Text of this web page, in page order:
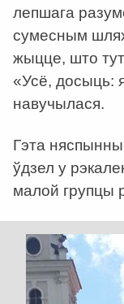
лепшага
сумесным
жыцце, што тут
«Усё, досыць:
навучылася.
Гэта
ўдзел у
малой групцы